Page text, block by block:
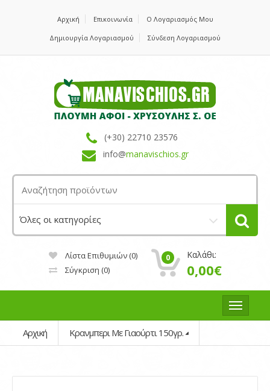
Αρχική Επικοινωνία Ο Λογαριασμός Μου
Δημιουργία Λογαριασμού Σύνδεση Λογαριασμού
(+30) 22710 23576
info@manavischios.gr
Λίστα Επιθυμιών (0)
Σύγκριση (0)
0 Καλάθι:
0,00€
Αρχική Κρανμπερι Με Γιαούρτι 150γρ.